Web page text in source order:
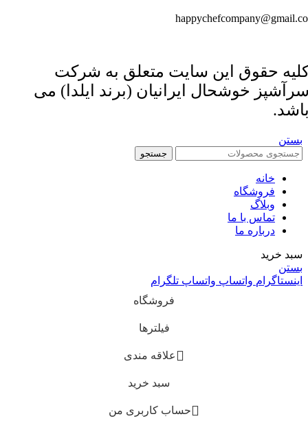
حقوق این سایت متعلق به شرکت
خوشحال ایرانیان (برند ایلدا) می
بستن
جستجو
خانه
فروشگاه
وبلاگ
تماس با ما
درباره ما
سبد خرید
بستن
اینستاگرام واتساپ واتساپ تلگرام
فروشگاه
فیلترها
علاقه مندی
سبد خرید
حساب کاربری من